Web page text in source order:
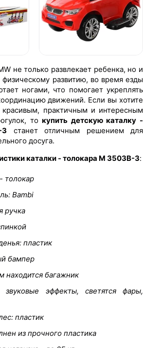
не только развлекает ребенка, но и
физическому развитию, во время езды
ногами, что помогает укреплять
движений. Если вы хотите
красивым, практичным и интересным
токупить детскую каталку -
станет отличным решением для
досуга.
каталки - толокара M 3503B-3:
толокар
Bambi
ручка
пластик
бампер
находится багажник
эффекты, светятся фары,
пластик
из прочного пластика